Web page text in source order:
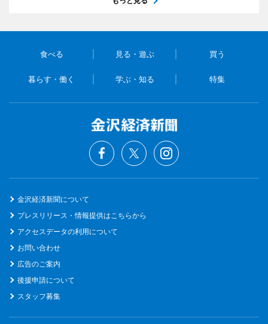
食べる 見る・遊ぶ 買う
暮らす・働く 学ぶ・知る 特集
金沢経済新聞について
プレスリリース・情報提供はこちらから
アクセスデータの利用について
お問い合わせ
広告のご案内
後援申請について
スタッフ募集